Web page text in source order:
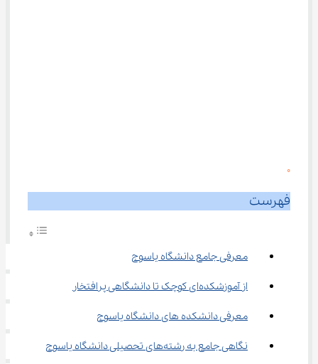
0
فهرست
معرفی جامع دانشگاه یاسوج
از آموزشکده‌ای کوچک تا دانشگاهی پرافتخار
معرفی دانشکده ‌های دانشگاه یاسوج
نگاهی جامع به رشته‌های تحصیلی دانشگاه یاسوج